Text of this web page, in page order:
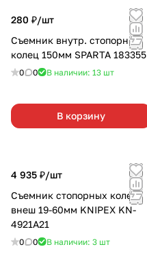
280 ₽/шт
Съемник внутр. стопорных
колец 150мм SPARTA 183355
0 0 В наличии: 13 шт
В корзину
4 935 ₽/шт
Съемник стопорных колец
внеш 19-60мм KNIPEX KN-
4921A21
0 0 В наличии: 3 шт